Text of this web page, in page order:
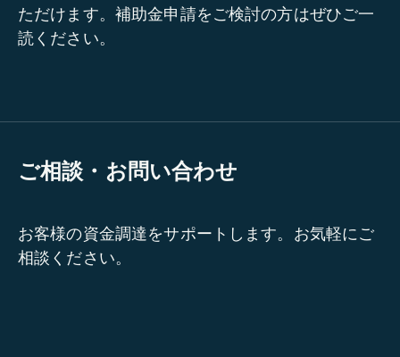
ただけます。補助金申請をご検討の方はぜひご一
読ください。
ご相談・お問い合わせ
お客様の資金調達をサポートします。お気軽にご
相談ください。